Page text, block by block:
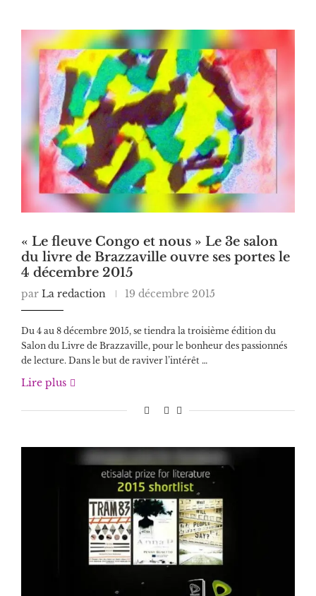
« Le fleuve Congo et nous » Le 3e salon
du livre de Brazzaville ouvre ses portes le
4 décembre 2015
par La redaction 19 décembre 2015
Du 4 au 8 décembre 2015, se tiendra la troisième édition du
Salon du Livre de Brazzaville, pour le bonheur des passionnés
de lecture. Dans le but de raviver l’intérêt …
Lire plus